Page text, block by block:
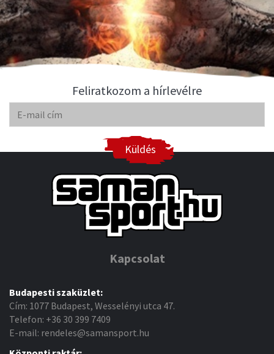
Feliratkozom a hírlevélre
Küldés
Kapcsolat
Budapesti szaküzlet:
Cím: 1077 Budapest, Wesselényi utca 47.
Telefon: +36 30 399 7409
E-mail: rendeles@samansport.hu